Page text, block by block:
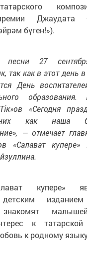
Джаудата
бүген!»).
песни 27
так как в этот день
День
образования.
«Сегодня
как наша
— отмечает
«Салават купере»
купере»
знакомят
к
к родному